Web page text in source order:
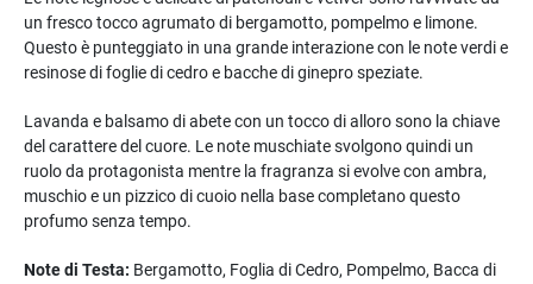
un fresco tocco agrumato di bergamotto, pompelmo e limone.
Questo è punteggiato in una grande interazione con le note verdi e
resinose di foglie di cedro e bacche di ginepro speziate.
Lavanda e balsamo di abete con un tocco di alloro sono la chiave
del carattere del cuore. Le note muschiate svolgono quindi un
ruolo da protagonista mentre la fragranza si evolve con ambra,
muschio e un pizzico di cuoio nella base completano questo
profumo senza tempo.
Note di Testa: Bergamotto, Foglia di Cedro, Pompelmo, Bacca di